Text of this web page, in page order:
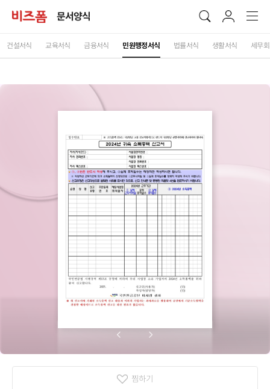
문서양식
건설서식 교육서식 금융서식 민원행정서식 법률서식 생활서식 세무
찜하기